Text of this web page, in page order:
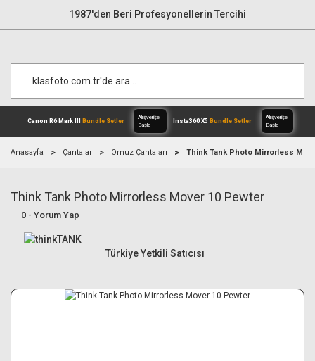
1987'den Beri Profesyonellerin Tercihi
Canon R6 Mark IIIBundle Setler
Alışverişe
Anasayfa Çantalar Omuz Çantaları Think Tank Photo Mirrorless
Think Tank Photo Mirrorless Mover 10 Pewter
0 - Yorum Yap
Türkiye Yetkili Satıcısı